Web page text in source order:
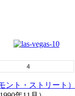
ント・ストリート）